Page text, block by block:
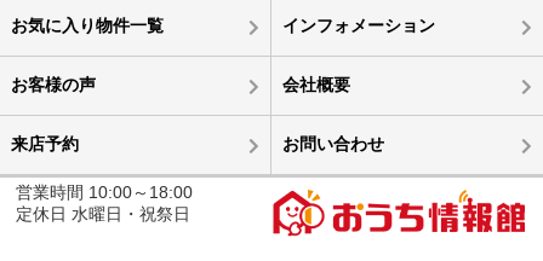
お気に入り物件一覧 インフォメーション
お客様の声 会社概要
来店予約 お問い合わせ
営業時間 10:00～18:00
定休日 水曜日・祝祭日